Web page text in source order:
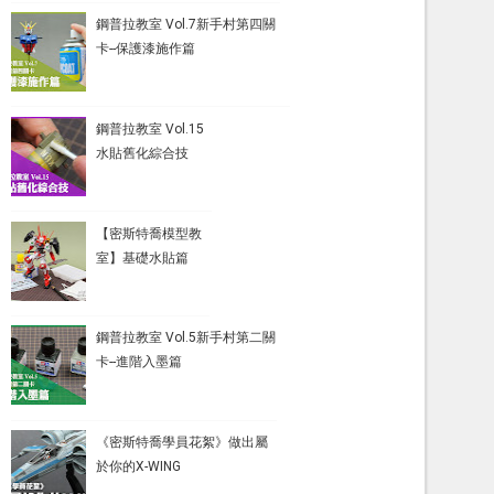
鋼普拉教室 Vol.7新手村第四關
卡--保護漆施作篇
鋼普拉教室 Vol.15
水貼舊化綜合技
【密斯特喬模型教
室】基礎水貼篇
鋼普拉教室 Vol.5新手村第二關
卡--進階入墨篇
《密斯特喬學員花絮》做出屬
於你的X-WING